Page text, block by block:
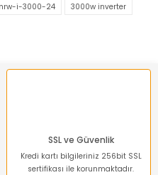
görüntülenemiyor.
pahalı.
i-3000-24
3000w inverter
SSL ve Güvenlik
Kredi kartı bilgileriniz 256bit SSL
sertifikası ile korunmaktadır.